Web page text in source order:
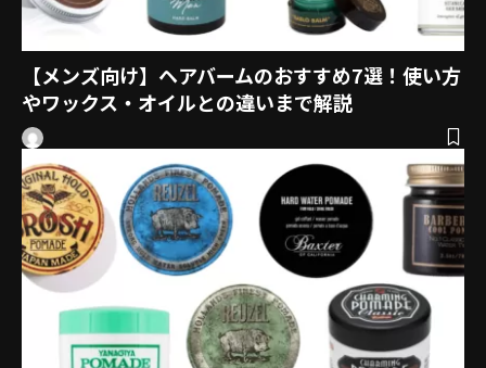
【メンズ向け】ヘアバームのおすすめ7選！使い方
やワックス・オイルとの違いまで解説